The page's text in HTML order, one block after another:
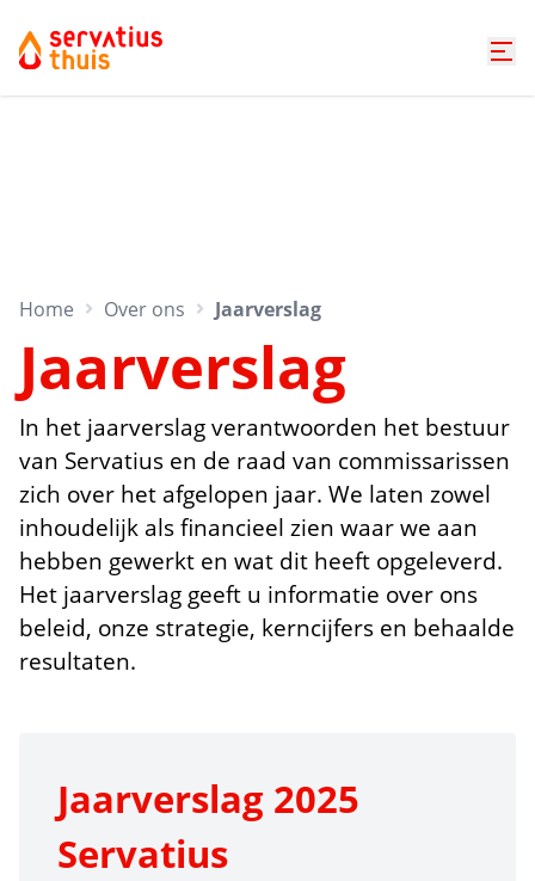
Home Over ons Jaarverslag
Jaarverslag
In het jaarverslag verantwoorden het bestuur
van Servatius en de raad van commissarissen
zich over het afgelopen jaar. We laten zowel
inhoudelijk als financieel zien waar we aan
hebben gewerkt en wat dit heeft opgeleverd.
Het jaarverslag geeft u informatie over ons
beleid, onze strategie, kerncijfers en behaalde
resultaten.
Jaarverslag 2025
Servatius